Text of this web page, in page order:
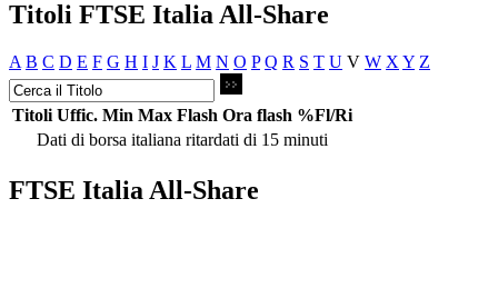
Titoli FTSE Italia All-Share
A B C D E F G H I J K L M N O P Q R S T U V W X Y Z
Titoli Uffic. Min Max Flash Ora flash %Fl/Ri
Dati di borsa italiana ritardati di 15 minuti
FTSE Italia All-Share